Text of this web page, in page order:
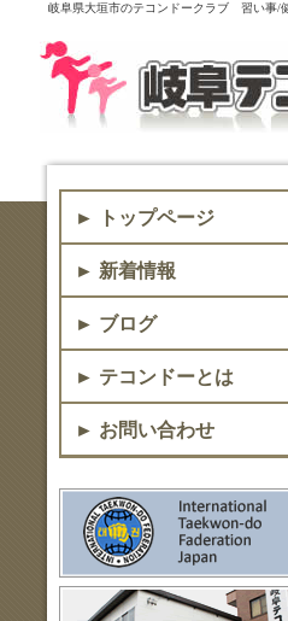
岐阜県大垣市のテコンドークラブ 習い事
► トップページ
► 新着情報
► ブログ
► テコンドーとは
► お問い合わせ